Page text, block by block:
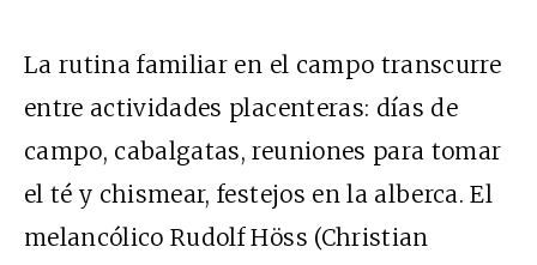
La rutina familiar en el campo transcurre
entre actividades placenteras: días de
campo, cabalgatas, reuniones para tomar
el té y chismear, festejos en la alberca. El
melancólico Rudolf Höss (Christian